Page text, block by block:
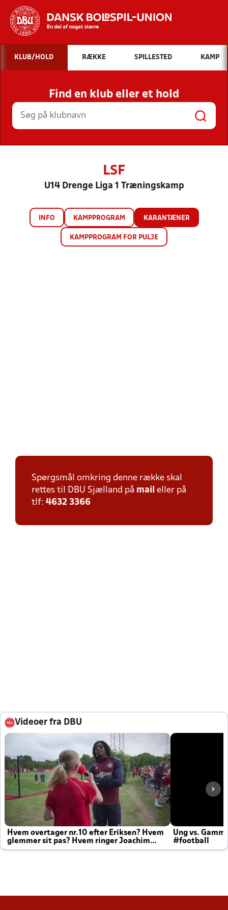
Hvad vil du søge efter?
INDHOLD OG NYHEDER
STILLINGER, RESULTATER, KLUBBER OG
HOLD
KLUB/HOLD RÆKKE SPILLESTED KAMP
Find en klub eller et hold
LSF
U14 Drenge Liga 1 Træningskamp
INFO KAMPPROGRAM KARANTÆNER
KAMPPROGRAM FOR PULJE
Spørgsmål omkring denne række skal
rettes til DBU Sjælland på mail eller på
tlf: 4632 3366
Videoer fra DBU
Hvem overtager nr.10 efter Eriksen? Hvem
glemmer sit pas? Hvem ringer Joachim
altid til efter kampe?
Ung vs.
#football